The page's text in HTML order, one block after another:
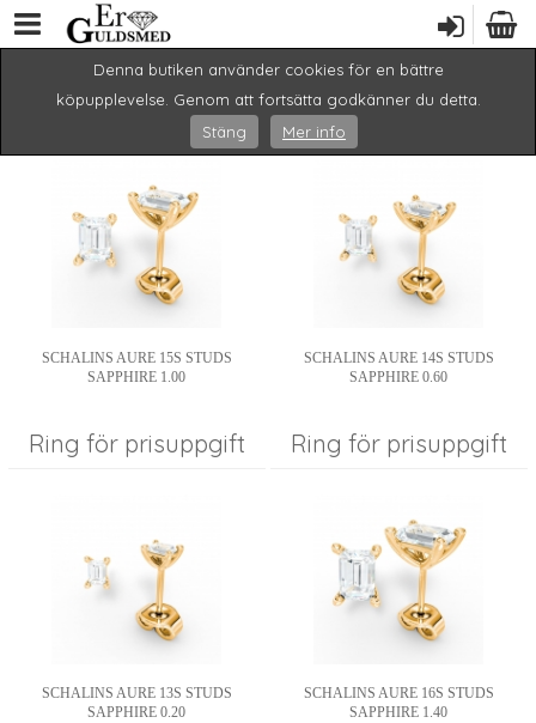
Denna butiken använder cookies för en bättre
köpupplevelse. Genom att fortsätta godkänner du detta.
Stäng
Mer info
2 3 5 ...
SCHALINS AURE 15S STUDS
SAPPHIRE 1.00
Ring för prisuppgift
SCHALINS AURE 14S STUDS
SAPPHIRE 0.60
Ring för prisuppgift
SCHALINS AURE 13S STUDS
SAPPHIRE 0.20
SCHALINS AURE 16S STUDS
SAPPHIRE 1.40